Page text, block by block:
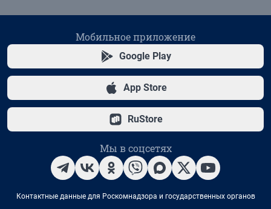
Мобильное приложение
Google Play
App Store
RuStore
Мы в соцсетях
Контактные данные для Роскомнадзора и государственных органов